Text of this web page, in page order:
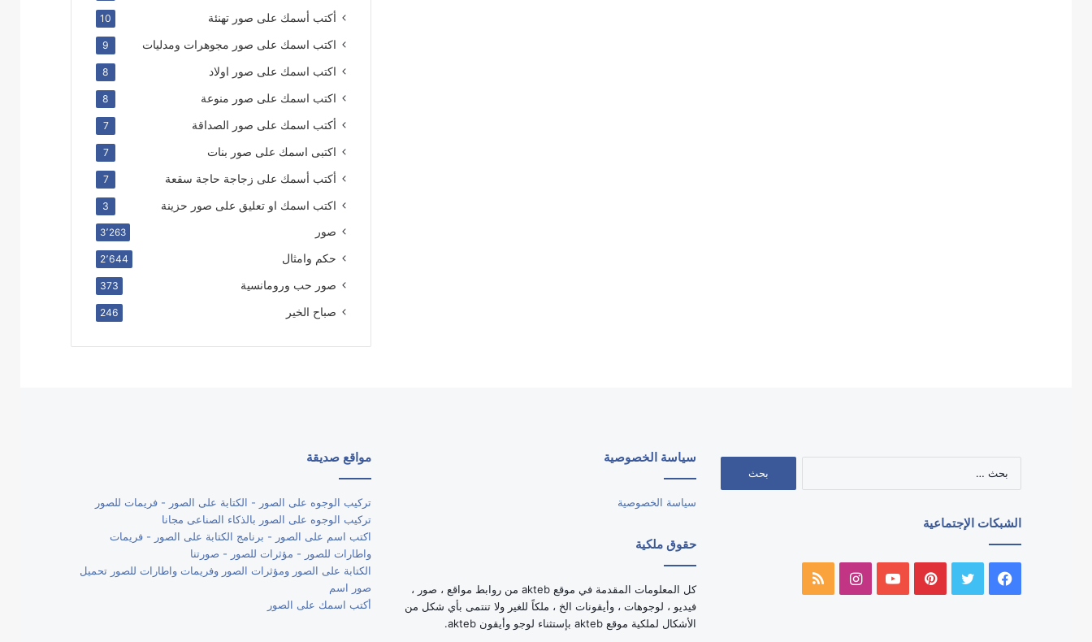
أكتب أسمك على صور تهنئة 10
اكتب اسمك على صور مجوهرات ومدليات 9
اكتب اسمك على صور اولاد 8
اكتب اسمك على صور منوعة 8
أكتب اسمك على صور الصداقة 7
اكتبى اسمك على صور بنات 7
أكتب أسمك على زجاجة حاجة سقعة 7
اكتب اسمك او تعليق على صور حزينة 3
صور 3٬263
حكم وامثال 2٬644
صور حب ورومانسية 373
صباح الخير 246
الشبكات الإجتماعية
فيسبوك تويتر بينتيريستيوتيوبانستقرامملخص
سياسة الخصوصية
سياسة الخصوصية
حقوق ملكية
كل المعلومات المقدمة في موقع akteb من روابط مواقع ، صور ،
فيديو ، لوجوهات ، وأيقونات الخ ، ملكاً للغير ولا تنتمى بأي شكل من
الأشكال لملكية موقع akteb بإستثناء لوجو وأيقون akteb.
مواقع صديقة
تركيب الوجوه على الصور - الكتابة على الصور - فريمات للصور
تركيب الوجوه على الصور بالذكاء الصناعى مجانا
اكتب اسم على الصور - برنامج الكتابة على الصور - فريمات
واطارات للصور - مؤثرات للصور - صورتنا
الكتابة على الصور ومؤثرات الصور وفريمات واطارات للصور تحميل
صور اسم
أكتب اسمك على الصور